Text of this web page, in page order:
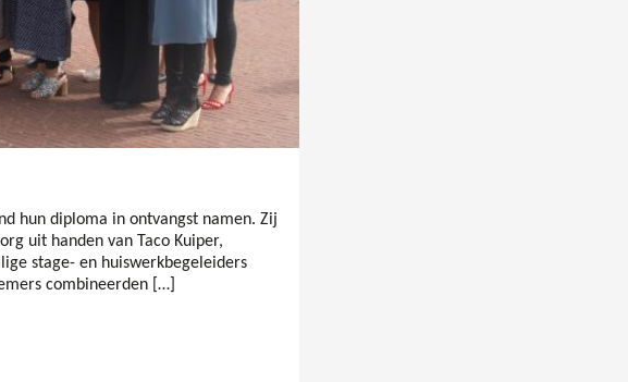
hun diploma in ontvangst namen. Zij
uit handen van Taco Kuiper,
stage- en huiswerkbegeleiders
combineerden […]